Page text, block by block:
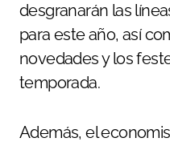
desgranarán las
para este año, así
novedades y los
temporada.
Además, el